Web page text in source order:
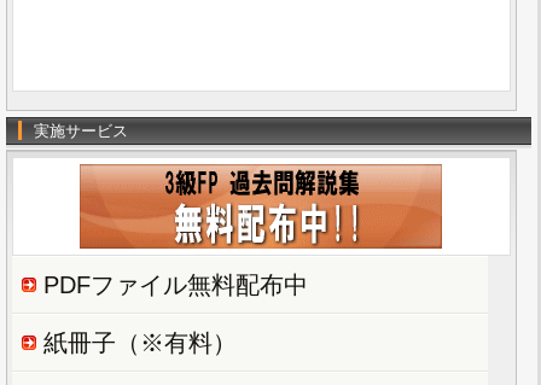
実施サービス
PDFファイル無料配布中
紙冊子（※有料）